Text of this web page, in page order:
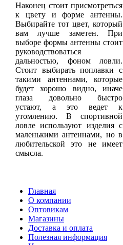
Наконец стоит присмотреться
к цвету и форме антенны.
Выбирайте тот цвет, который
вам лучше заметен. При
выборе формы антенны стоит
руководствоваться
дальностью, фоном ловли.
Стоит выбирать поплавки с
такими антеннами, которые
будет хорошо видно, иначе
глаза довольно быстро
устают, а это ведет к
утомлению. В спортивной
ловле используют изделия с
маленькими антеннами, но в
любительской это не имеет
смысла.
Главная
О компании
Оптовикам
Магазины
Доставка и оплата
Полезная информация